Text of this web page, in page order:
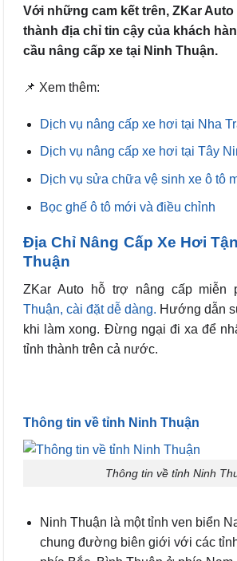
Với những cam kết trên, ZKar
thành địa chỉ tin cậy của khách
cầu nâng cấp xe tại Ninh Thuận.
📌 Xem thêm:
Dịch vụ nâng cấp xe hơi tại Nha
Dịch vụ nâng cấp xe hơi tại Tây
Dịch vụ sửa chữa vệ sinh xe ô tô
Bọc ghế ô tô mới và điều chỉnh
Địa Chỉ Nâng Cấp Xe Hơi
Thuận
ZKar Auto hỗ trợ nâng cấp miễn
Thuận, cài đặt dễ dàng. Hướng dẫn
khi làm xong. Đừng ngại đi xa để
tỉnh thành trên cả nước.
Thông tin về tỉnh Ninh Thuận
Thông tin về tỉnh Ninh
Ninh Thuận là một tỉnh ven biển
chung đường biên giới với các